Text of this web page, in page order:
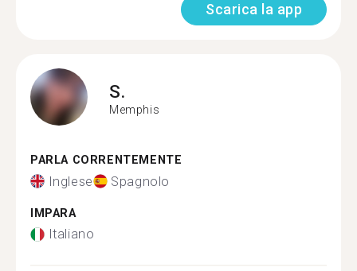
Scarica la app
S.
Memphis
PARLA CORRENTEMENTE
Inglese Spagnolo
IMPARA
Italiano